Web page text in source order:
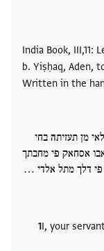
India Book, III,11:
b. Yiṣḥaq, Aden,
Written in the
מן תעזיתה בחי
אסחאק פי מחבתך
דלך מתל אלדי ‮…
I, your